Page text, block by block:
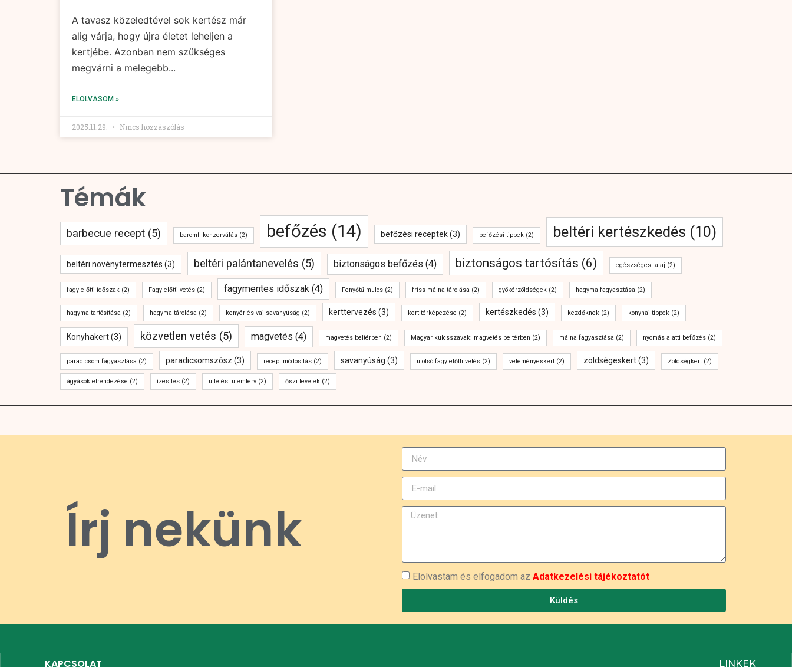
A tavasz közeledtével sok kertész már
alig várja, hogy újra életet leheljen a
kertjébe. Azonban nem szükséges
megvárni a melegebb...
ELOLVASOM »
2025.11.29. Nincs hozzászólás
Témák
barbecue recept (5) baromfi konzerválás (2) befőzés (14) befőzési receptek(3) befőzési tippek (2) beltéri kertészkedés (10)
beltéri növénytermesztés (3) beltéri palántanevelés (5) biztonságos befőzés (4) biztonságos tartósítás (6) egészséges talaj (2)
fagy előtti időszak (2) Fagy előtti vetés (2) fagymentes időszak (4) Fenyőtű mulcs (2) friss málna tárolása (2) gyökérzöldségek (2) hagyma fagyasztása (2)
hagyma tartósítása (2) hagyma tárolása (2) kenyér és vaj savanyúság (2) kerttervezés (3) kert térképezése (2) kertészkedés (3) kezdőknek (2) konyhai tippek (2)
Konyhakert(3) közvetlen vetés (5) magvetés (4) magvetés beltérben (2) Magyar kulcsszavak: magvetés beltérben (2) málna fagyasztása (2) nyomás alatti befőzés (2)
paradicsom fagyasztása (2) paradicsomszósz (3) recept módosítás (2) savanyúság (3) utolsó fagy előtti vetés (2) veteményeskert (2) zöldségeskert(3) Zöldségkert (2)
ágyások elrendezése (2) ízesítés (2) ültetési ütemterv (2) őszi levelek (2)
Írj nekünk
Elolvastam és elfogadom az Adatkezelési tájékoztatót
Küldés
KAPCSOLAT LINKEK